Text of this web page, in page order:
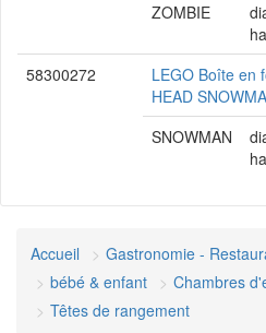
ZOMBIE
58300272
LEGO Boîte en
HEAD
SNOWMAN
Accueil
Gastronomie -
bébé & enfant
Chambres
Têtes de rangement